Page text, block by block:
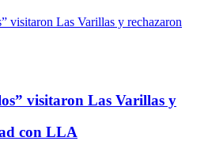
visitaron Las Varillas y
con LLA